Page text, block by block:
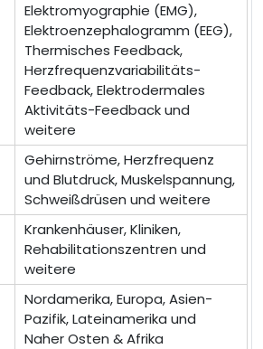
Elektromyographie (EMG),
Elektroenzephalogramm (EEG),
Thermisches Feedback,
Herzfrequenzvariabilitäts-
Feedback, Elektrodermales
Aktivitäts-Feedback und
weitere
Gehirnströme, Herzfrequenz
und Blutdruck, Muskelspannung,
Schweißdrüsen und weitere
Krankenhäuser, Kliniken,
Rehabilitationszentren und
weitere
Nordamerika, Europa, Asien-
Pazifik, Lateinamerika und
Naher Osten & Afrika